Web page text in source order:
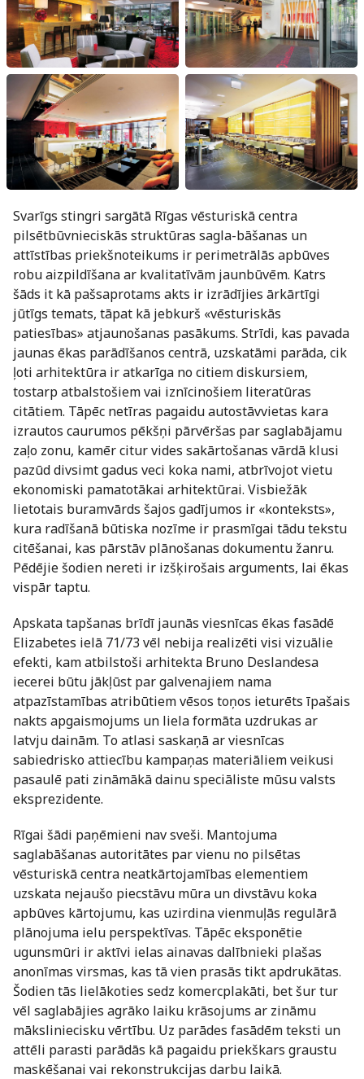
Svarīgs stingri sargātā Rīgas vēsturiskā centra
pilsētbūvnieciskās struktūras sagla-bāšanas un
attīstības priekšnoteikums ir perimetrālās apbūves
robu aizpildīšana ar kvalitatīvām jaunbūvēm. Katrs
šāds it kā pašsaprotams akts ir izrādījies ārkārtīgi
jūtīgs temats, tāpat kā jebkurš «vēsturiskās
patiesības» atjaunošanas pasākums. Strīdi, kas pavada
jaunas ēkas parādīšanos centrā, uzskatāmi parāda, cik
ļoti arhitektūra ir atkarīga no citiem diskursiem,
tostarp atbalstošiem vai iznīcinošiem literatūras
citātiem. Tāpēc netīras pagaidu autostāvvietas kara
izrautos caurumos pēkšņi pārvēršas par saglabājamu
zaļo zonu, kamēr citur vides sakārtošanas vārdā klusi
pazūd divsimt gadus veci koka nami, atbrīvojot vietu
ekonomiski pamatotākai arhitektūrai. Visbiežāk
lietotais buramvārds šajos gadījumos ir «konteksts»,
kura radīšanā būtiska nozīme ir prasmīgai tādu tekstu
citēšanai, kas pārstāv plānošanas dokumentu žanru.
Pēdējie šodien nereti ir izšķirošais arguments, lai ēkas
vispār taptu.
Apskata tapšanas brīdī jaunās viesnīcas ēkas fasādē
Elizabetes ielā 71/73 vēl nebija realizēti visi vizuālie
efekti, kam atbilstoši arhitekta Bruno Deslandesa
iecerei būtu jākļūst par galvenajiem nama
atpazīstamības atribūtiem vēsos toņos ieturēts īpašais
nakts apgaismojums un liela formāta uzdrukas ar
latvju dainām. To atlasi saskaņā ar viesnīcas
sabiedrisko attiecību kampaņas materiāliem veikusi
pasaulē pati zināmākā dainu speciāliste mūsu valsts
eksprezidente.
Rīgai šādi paņēmieni nav sveši. Mantojuma
saglabāšanas autoritātes par vienu no pilsētas
vēsturiskā centra neatkārtojamības elementiem
uzskata nejaušo piecstāvu mūra un divstāvu koka
apbūves kārtojumu, kas uzirdina vienmuļās regulārā
plānojuma ielu perspektīvas. Tāpēc eksponētie
ugunsmūri ir aktīvi ielas ainavas dalībnieki plašas
anonīmas virsmas, kas tā vien prasās tikt apdrukātas.
Šodien tās lielākoties sedz komercplakāti, bet šur tur
vēl saglabājies agrāko laiku krāsojums ar zināmu
māksliniecisku vērtību. Uz parādes fasādēm teksti un
attēli parasti parādās kā pagaidu priekškars graustu
maskēšanai vai rekonstrukcijas darbu laikā.